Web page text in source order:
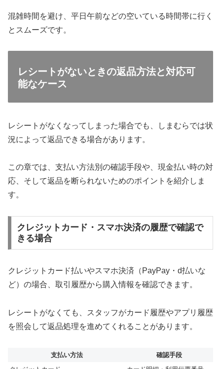
混雑時間を避け、平日午前などの空いている時間帯に行く
とスムーズです。
レシートがないときの返品方法と対応可
能なケース
レシートがなくなってしまった場合でも、しまむらでは状
況によって返品できる場合があります。
この章では、支払い方法別の確認手段や、現金払い時の対
応、そして返品を断られないためのポイントを紹介しま
す。
クレジットカード・スマホ決済の履歴で確認で
きる場合
クレジットカード払いやスマホ決済（PayPay・d払いな
ど）の場合、取引履歴から購入情報を確認できます。
レシートがなくても、スタッフがカード履歴やアプリ履歴
を照会して返品処理を進めてくれることがあります。
支払い方法
確認手段